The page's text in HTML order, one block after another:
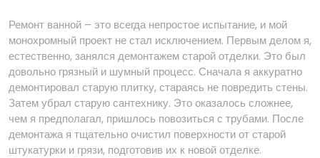
Ремонт ванной – это всегда непростое испытание, и мой
монохромный проект не стал исключением. Первым делом я,
естественно, занялся демонтажем старой отделки. Это был
довольно грязный и шумный процесс. Сначала я аккуратно
демонтировал старую плитку, стараясь не повредить стены.
Затем убрал старую сантехнику. Это оказалось сложнее,
чем я предполагал, пришлось повозиться с трубами. После
демонтажа я тщательно очистил поверхности от старой
штукатурки и грязи, подготовив их к новой отделке.